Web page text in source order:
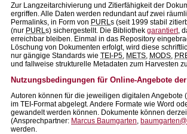
Zur Langzeitarchivierung und Zitierfähigkeit der
ergriffen. Alle Daten werden redundant auf zwei
Permalinks, in Form von PURL s (seit 1999 stabil
(nur PURL s) sichergestellt. Die Bibliothek garantiert,
erreichbar bleiben. Einmal in das Repository
Löschung von Dokumenten erfolgt, wird diese
nur gängige Standards wie TEI-P5 METS MODS
und fallweise strukturelle Metadaten zum Harvesten
Nutzungsbedingungen für Online-Angebote
Autoren können für die jeweiligen digitalen
im TEI-Format abgelegt. Andere Formate wie Word
gewandelt werden können. Dokumente können
(Ansprechpartner: Marcus Baumgarten
werden.